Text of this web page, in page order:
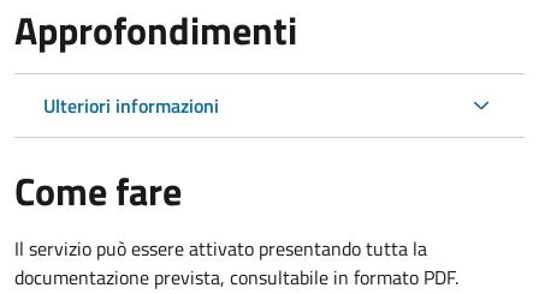
Approfondimenti
Ulteriori informazioni
Come fare
Il servizio può essere attivato presentando tutta la
documentazione prevista, consultabile in formato PDF.